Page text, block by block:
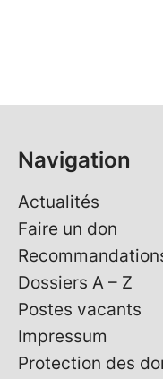
Navigation
Actualités
Faire un don
Dossiers A – Z
Postes vacants
Impressum
Protection des